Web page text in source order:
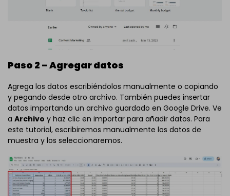
Paso 2 – Agregar datos
Agrega los datos escribiéndolos manualmente o copiando
y pegando desde otro archivo. También puedes insertar
datos importando un archivo guardado en Google Drive. Ve
a Archivo y haz clic en importar para añadir datos. Para
este tutorial, escribiremos manualmente los datos de
muestra y los seleccionaremos.